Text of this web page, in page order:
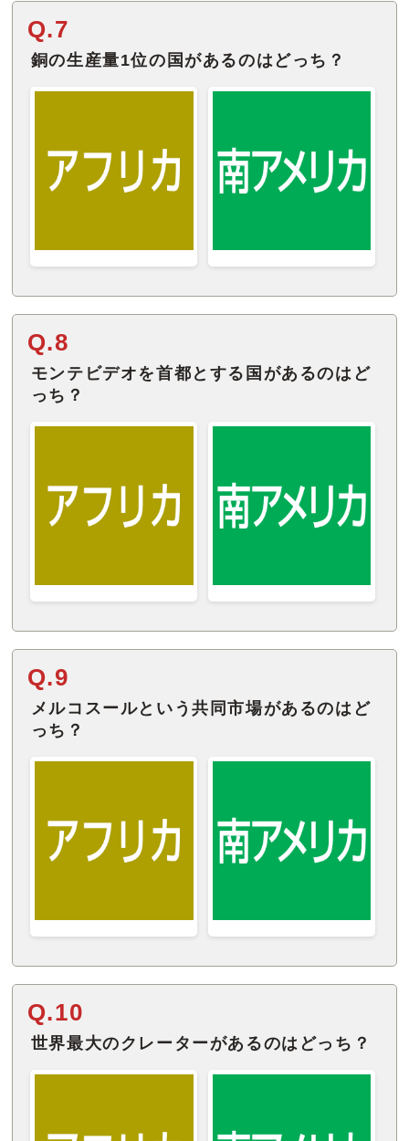
Q.7
銅の生産量1位の国があるのはどっち？
Q.8
モンテビデオを首都とする国があるのはど
っち？
Q.9
メルコスールという共同市場があるのはど
っち？
Q.10
世界最大のクレーターがあるのはどっち？